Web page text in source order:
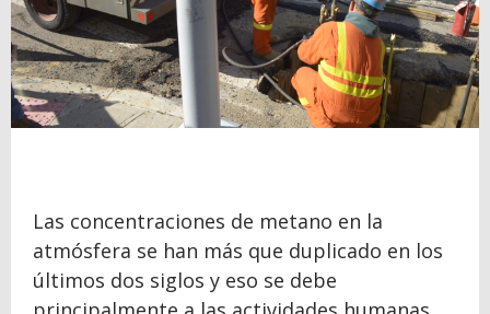
Las concentraciones de metano en la
atmósfera se han más que duplicado en los
últimos dos siglos y eso se debe